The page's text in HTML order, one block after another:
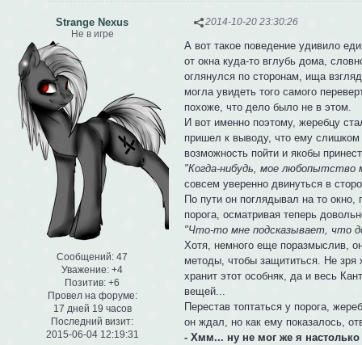
2014-10-20 23:30:26
Strange Nexus
Не в игре
Сообщений: 47
Уважение: +4
Позитив: +6
Провел на форуме:
17 дней 19 часов
Последний визит:
2015-06-04 12:19:31
А вот такое поведение удивило
от окна куда-то вглубь дома,
оглянулся по сторонам, ища
могла увидеть того самого
похоже, что дело было не в этом.
И вот именно поэтому, жеребцу
пришел к выводу, что ему слишком
возможность пойти и якобы
"Когда-нибудь, мое любопытство
совсем уверенно двинуться в
По пути он поглядывал на то
порога, осматривая теперь
"Что-то мне подсказывает, что
Хотя, немного еще поразмыслив,
методы, чтобы защититься. Не зря
хранит этот особняк, да и весь
вещей...
Перестав топтаться у порога,
он ждал, но как ему показалось,
- Хмм... ну не мог же я настолько